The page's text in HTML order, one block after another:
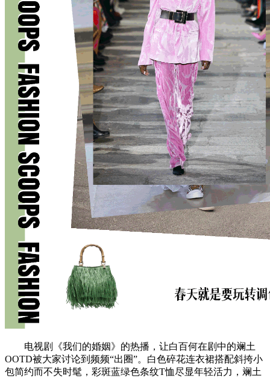
电视剧《我们的婚姻》的热播，让白百何在剧中的斓土
OOTD被大家讨论到频频“出圈”。白色碎花连衣裙搭配斜挎小
包简约而不失时髦，彩斑蓝绿色条纹T恤尽显年轻活力，斓土